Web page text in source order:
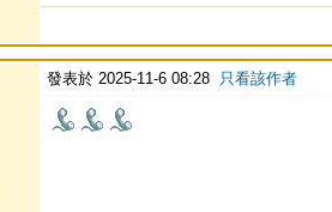
發表於 2025-11-6 08:28 只看該作者